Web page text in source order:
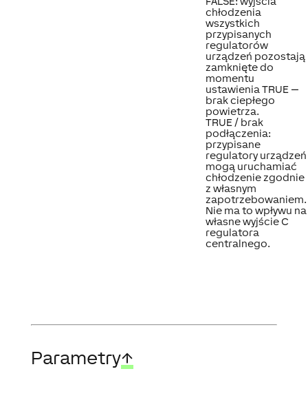
chłodzenia
wszystkich
przypisanych
regulatorów
urządzeń pozostają
zamknięte do
momentu
ustawienia TRUE —
brak ciepłego
powietrza.
TRUE / brak
podłączenia:
przypisane
regulatory urządzeń
mogą uruchamiać
chłodzenie zgodnie
z własnym
zapotrzebowaniem.
Nie ma to wpływu na
własne wyjście C
regulatora
centralnego.
Parametry↑